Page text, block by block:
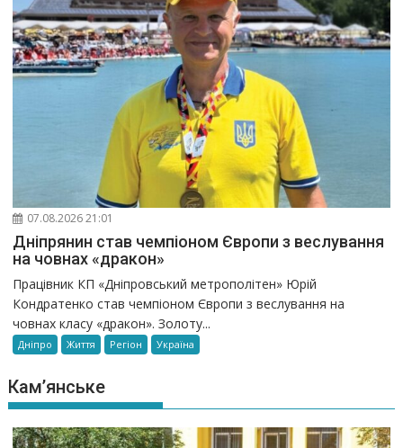
07.08.2026 21:01
Дніпрянин став чемпіоном Європи з веслування
на човнах «дракон»
Працівник КП «Дніпровський метрополітен» Юрій
Кондратенко став чемпіоном Європи з веслування на
човнах класу «дракон». Золоту...
Дніпро Життя Регіон Україна
Кам’янське